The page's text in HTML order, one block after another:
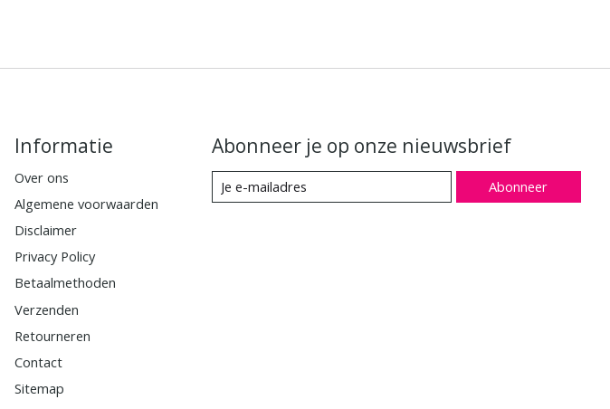
Informatie
Over ons
Algemene voorwaarden
Disclaimer
Privacy Policy
Betaalmethoden
Verzenden
Retourneren
Contact
Sitemap
Abonneer je op onze nieuwsbrief
Abonneer